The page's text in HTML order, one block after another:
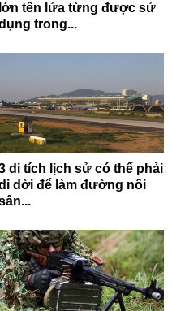
lớn tên lửa từng được sử
trong...
di tích lịch sử có thể phải
dời để làm đường nối